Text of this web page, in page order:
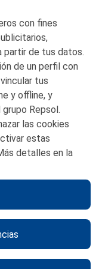
con fines
partir de tus datos.
de un perfil con
tus
y offline, y
Repsol.
las cookies
estas
detalles en la